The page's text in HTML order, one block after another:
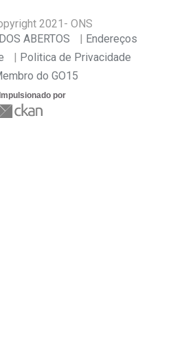
2021 - ONS
ABERTOS
Endereços
Politica de Privacidade
do GO15
Impulsionado por